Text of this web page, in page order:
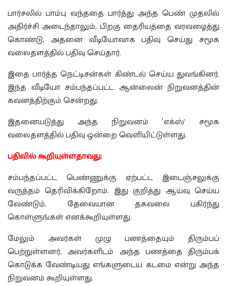
பார்சலில் பாம்பு வந்ததை பார்த்து அந்த பெண் முதலில்
அதிர்ச்சி அடைந்தாலும், பிறகு தைரியத்தை வரவழைத்து
கொண்டு, அதனை வீடியோவாக பதிவு செய்து சமூக
வலைதளத்தில் பதிவு செய்தார்.
இதை பார்த்த நெட்டிசன்கள் கிண்டல் செய்ய துவங்கினர்.
இந்த வீடியோ சம்பந்தப்பட்ட ஆன்லைன் நிறுவனத்தின்
கவனத்திற்கும் சென்றது.
இதனையடுத்து அந்த நிறுவனம் ‛எக்ஸ்’ சமூக
வலைதளத்தில் பதிவு ஒன்றை வெளியிட்டுள்ளது.
பதிவில் கூறியுள்ளதாவது;
சம்பந்தப்பட்ட பெண்ணுக்கு ஏற்பட்ட இடைஞ்சலுக்கு
வருத்தம் தெரிவிக்கிறோம். இது குறித்து ஆய்வு செய்ய
வேண்டும். தேவையான தகவலை பகிர்ந்து
கொள்ளுங்கள் எனக்கூறியுள்ளது.
மேலும் அவர்கள் முழு பணத்தையும் திரும்பப்
பெற்றுள்ளனர், அவர்களிடம் அந்த பணத்தை திரும்பக்
கொடுக்க வேண்டியது எங்களுடைய கடமை என்று அந்த
நிறுவனம் கூறியுள்ளது.